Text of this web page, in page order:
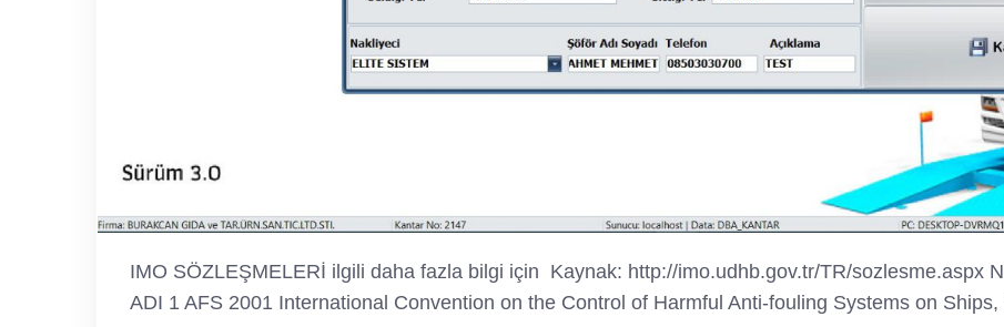
IMO SÖZLEŞMELERİ ilgili daha fazla bilgi için Kaynak: http://imo.udhb.gov.tr/TR/sozlesme.aspx
ADI 1 AFS 2001 International Convention on the Control of Harmful Anti-fouling Systems on